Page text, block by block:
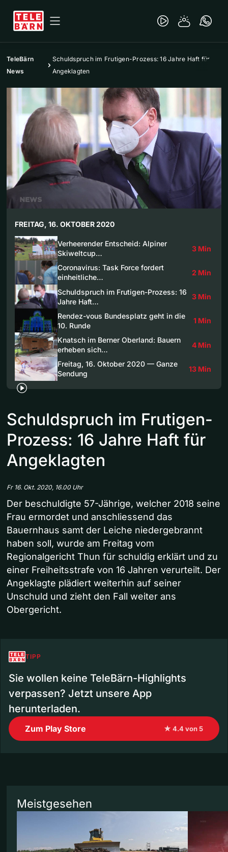
TeleBärn
News
Schuldspruch im Frutigen-Prozess: 16 Jahre Haft für
Angeklagten
FREITAG, 16. OKTOBER 2020
Verheerender Entscheid: Alpiner
Skiweltcup…
3 Min
Coronavirus: Task Force fordert
einheitliche…
2 Min
Schuldspruch im Frutigen-Prozess: 16
Jahre Haft…
3 Min
Rendez-vous Bundesplatz geht in die
10. Runde
1 Min
Knatsch im Berner Oberland: Bauern
erheben sich…
4 Min
Freitag, 16. Oktober 2020 — Ganze
Sendung
13 Min
Schuldspruch im Frutigen-
Prozess: 16 Jahre Haft für
Angeklagten
Fr 16. Okt. 2020, 16.00 Uhr
Der beschuldigte 57-Jährige, welcher 2018 seine
Frau ermordet und anschliessend das
Bauernhaus samt der Leiche niedergebrannt
haben soll, wurde am Freitag vom
Regionalgericht Thun für schuldig erklärt und zu
einer Freiheitsstrafe von 16 Jahren verurteilt. Der
Angeklagte plädiert weiterhin auf seiner
Unschuld und zieht den Fall weiter ans
Obergericht.
TIPP
Sie wollen keine TeleBärn-Highlights
verpassen? Jetzt unsere App
herunterladen.
Zum Play Store ★ 4.4 von 5
Meistgesehen